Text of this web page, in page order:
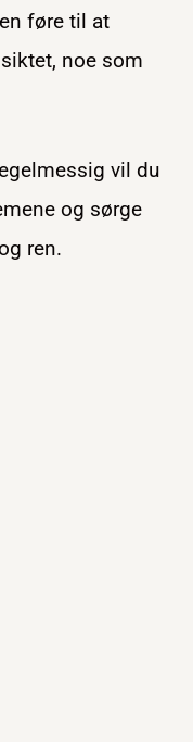
føre til at
noe som
vil du
og sørge
ren.